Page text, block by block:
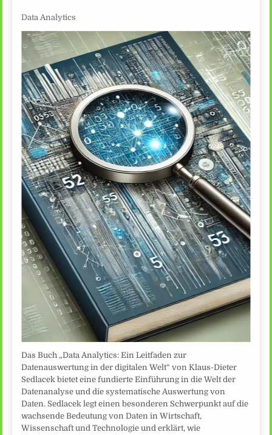
Data Analytics
Das Buch „Data Analytics: Ein Leitfaden zur
Datenauswertung in der digitalen Welt“ von Klaus-Dieter
Sedlacek bietet eine fundierte Einführung in die Welt der
Datenanalyse und die systematische Auswertung von
Daten. Sedlacek legt einen besonderen Schwerpunkt auf die
wachsende Bedeutung von Daten in Wirtschaft,
Wissenschaft und Technologie und erklärt, wie